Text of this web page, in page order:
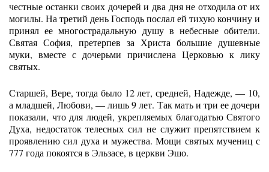
честные останки своих дочерей и два дня не отходила от их
могилы. На третий день Господь послал ей тихую кончину и
принял ее многострадальную душу в небесные обители.
Святая София, претерпев за Христа большие душевные
муки, вместе с дочерьми причислена Церковью к лику
святых.
Старшей, Вере, тогда было 12 лет, средней, Надежде, — 10,
а младшей, Любови, — лишь 9 лет. Так мать и три ее дочери
показали, что для людей, укрепляемых благодатью Святого
Духа, недостаток телесных сил не служит препятствием к
проявлению сил духа и мужества. Мощи святых мучениц с
777 года покоятся в Эльзасе, в церкви Эшо.